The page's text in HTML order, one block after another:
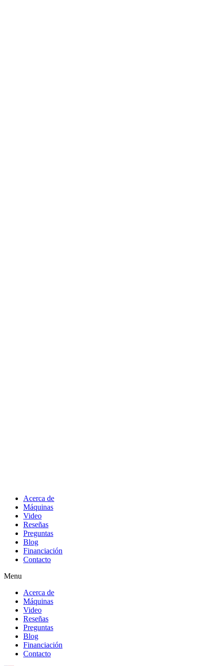
Acerca de
Máquinas
Video
Reseñas
Preguntas
Blog
Financiación
Contacto
Menu
Acerca de
Máquinas
Video
Reseñas
Preguntas
Blog
Financiación
Contacto